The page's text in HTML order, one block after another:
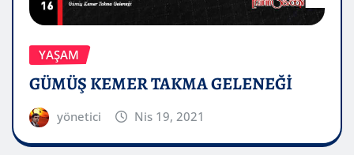
YAŞAM
GÜMÜŞ KEMER TAKMA GELENEĞİ
yönetici Nis 19, 2021